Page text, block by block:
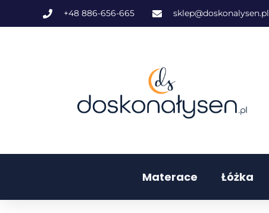
+48 886-656-665 sklep@doskonalysen.pl
Materace Łóżka